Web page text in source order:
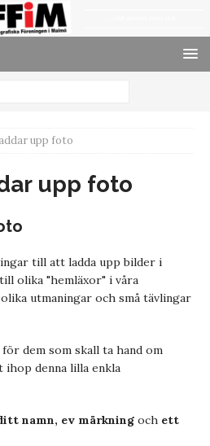
upp foto
upp foto
till att ladda upp bilder i
olika "hemläxor" i våra
utmaningar och små tävlingar
dem som skall ta hand om
ihop denna lilla enkla
namn, ev märkning och ett